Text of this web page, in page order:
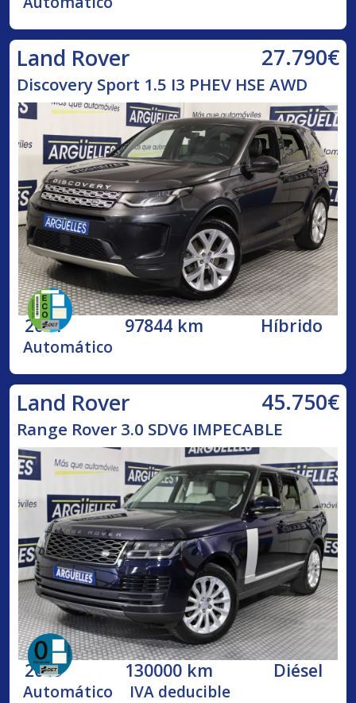
Land Rover 27.790€
Discovery Sport 1.5 I3 PHEV HSE AWD
2021 97844 km Híbrido
Automático
Land Rover 45.750€
Range Rover 3.0 SDV6 IMPECABLE
2019 130000 km Diésel
Automático IVA deducible